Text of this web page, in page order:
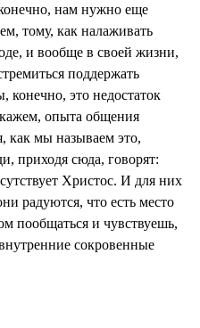
нам нужно еще
тому, как налаживать
и вообще в своей жизни,
поддержать
конечно, это недостаток
опыта общения
как мы называем это,
приходя сюда, говорят:
Христос. И для них
радуются, что есть место
пообщаться и чувствуешь,
сокровенные